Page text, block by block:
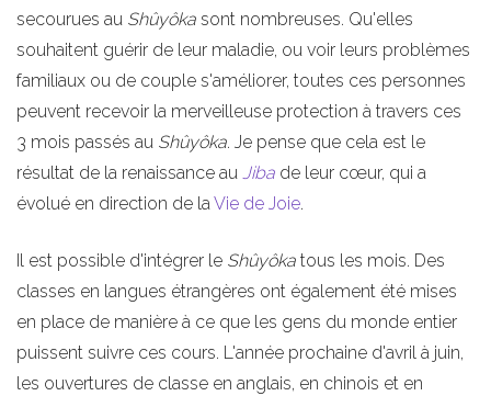
secourues au Shûyôka sont nombreuses. Qu'elles
souhaitent guérir de leur maladie, ou voir leurs problèmes
familiaux ou de couple s'améliorer, toutes ces personnes
peuvent recevoir la merveilleuse protection à travers ces
3 mois passés au Shûyôka. Je pense que cela est le
résultat de la renaissance au Jiba de leur cœur, qui a
évolué en direction de laVie de Joie.
Il est possible d'intégrer le Shûyôka tous les mois. Des
classes en langues étrangères ont également été mises
en place de manière à ce que les gens du monde entier
puissent suivre ces cours. L'année prochaine d'avril à juin,
les ouvertures de classe en anglais, en chinois et en